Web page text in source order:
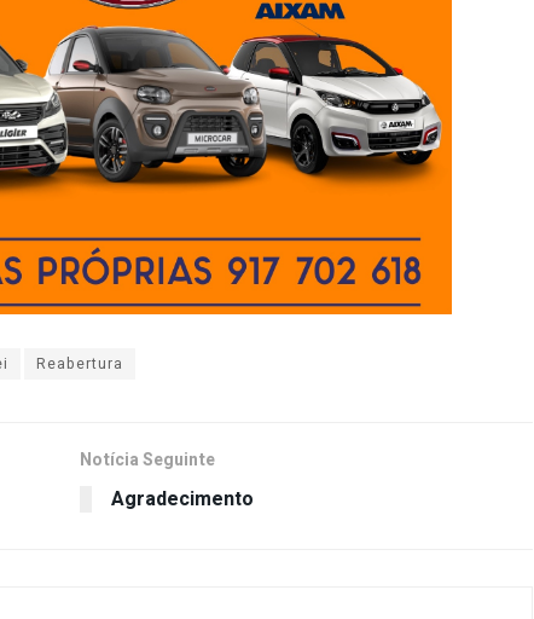
Reabertura
Notícia Seguinte
Agradecimento